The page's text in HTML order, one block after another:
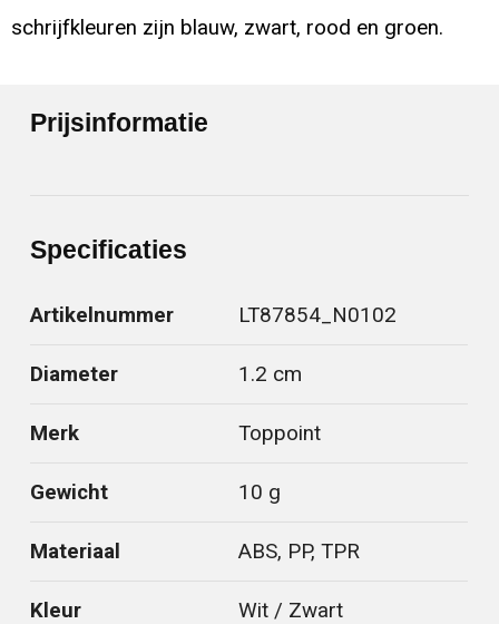
schrijfkleuren zijn blauw, zwart, rood en groen.
Prijsinformatie
Specificaties
Artikelnummer LT87854_N0102
Diameter 1.2 cm
Merk Toppoint
Gewicht 10 g
Materiaal ABS, PP, TPR
Kleur Wit / Zwart